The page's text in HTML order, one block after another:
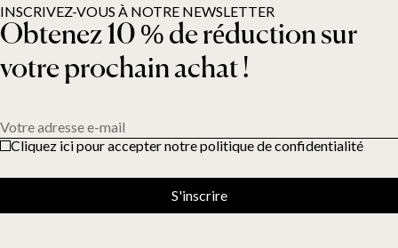
INSCRIVEZ-VOUS À NOTRE NEWSLETTER
Obtenez 10 % de réduction sur
votre prochain achat !
Votre adresse e-mail
Cliquez ici pour accepter notre politique de confidentialité
S'inscrire